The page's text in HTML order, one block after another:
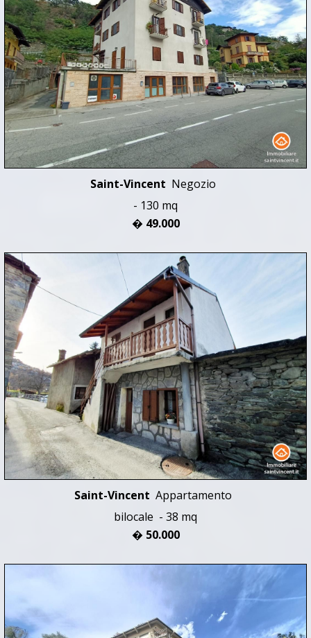
Saint-Vincent Negozio
- 130 mq
� 49.000
Saint-Vincent Appartamento
bilocale - 38 mq
� 50.000